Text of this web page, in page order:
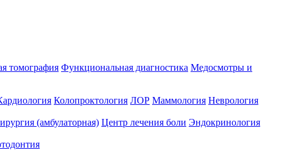
томография Функциональная диагностика Медосмотры и
Колопроктология ЛОР Маммология Неврология
(амбулаторная) Центр лечения боли Эндокринология